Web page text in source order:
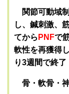
関節可動域
し、鍼刺激、
てから PNFで
軟性を再獲得
り3週間で終了
骨・軟骨・神